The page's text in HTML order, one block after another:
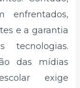
enfrentados,
e a garantia
tecnologias.
das mídias
exige